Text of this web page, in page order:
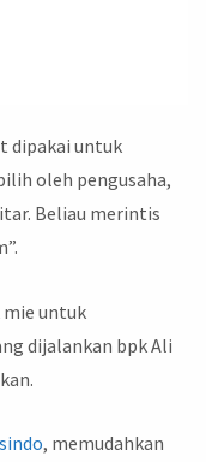
dipakai untuk
oleh pengusaha,
Beliau merintis
mie untuk
dijalankan bpk Ali
, memudahkan